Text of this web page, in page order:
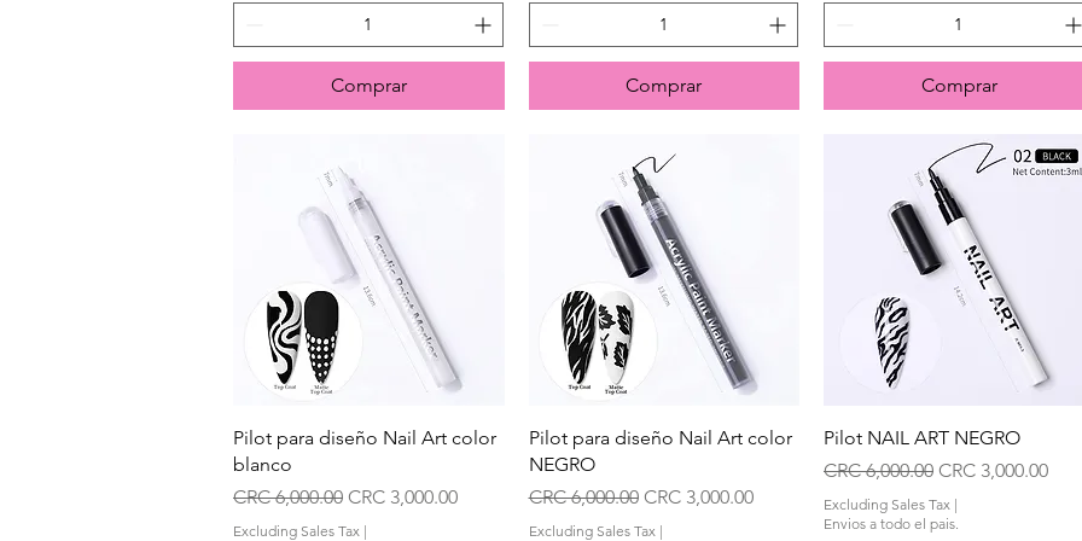
Comprar Comprar Comprar
Quick View
Pilot para diseño Nail Art color
blanco
Regular Price
CRC 6,000.00 Sale Price
CRC 3,000.00
Excluding Sales Tax |
Quick View
Pilot para diseño Nail Art color
NEGRO
Regular Price
CRC 6,000.00 Sale Price
CRC 3,000.00
Excluding Sales Tax |
Quick View
Pilot NAIL ART NEGRO
Regular Price
CRC 6,000.00 Sale Price
CRC 3,000.00
Excluding Sales Tax |
Envios a todo el pais.